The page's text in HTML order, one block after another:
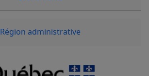
Région administrative